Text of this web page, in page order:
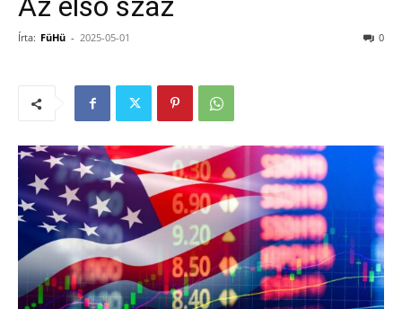
Írta: FüHü - 2025-05-01 0